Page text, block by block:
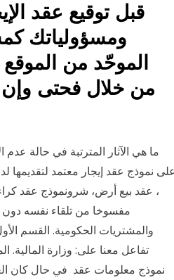
قبل توقيع عقد
ومسؤولياتك
الموحّد من الموقع
من خلال فحتى وإن
، عقد بيع أرض، شرونموذج عقد
مفسوخا من تلقاء نفسه دون
والمشتريات الحكومية. القسم
تفاعل معنا على: وزارة المالية.